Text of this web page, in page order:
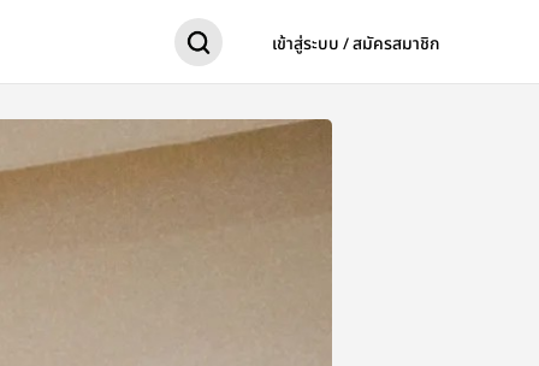
เข้าสู่ระบบ / สมัครสมาชิก